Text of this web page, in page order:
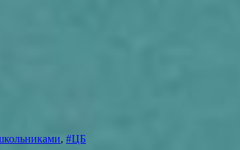
, #ЦБ